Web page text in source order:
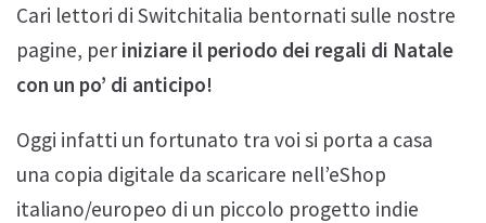
Cari lettori di Switchitalia bentornati sulle nostre
pagine, per iniziare il periodo dei regali di Natale
con un po’ di anticipo!
Oggi infatti un fortunato tra voi si porta a casa
una copia digitale da scaricare nell’eShop
italiano/europeo di un piccolo progetto indie